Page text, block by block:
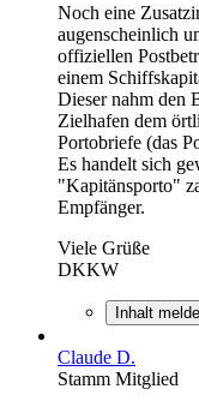
Noch eine
augenscheinlich
offiziellen
einem
Dieser nahm den
Zielhafen dem
Portobriefe (das
Es handelt sich
"Kapitänsporto"
Empfänger.
Viele Grüße
DKKW
Inhalt
Claude D.
Stamm Mitglied